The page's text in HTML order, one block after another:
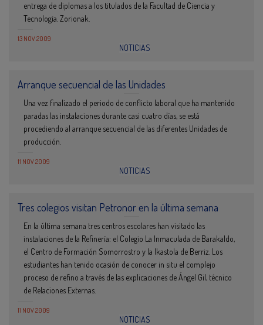
entrega de diplomas a los titulados de la Facultad de Ciencia y
Tecnología. Zorionak.
13 NOV 2009
NOTICIAS
Arranque secuencial de las Unidades
Una vez finalizado el periodo de conflicto laboral que ha mantenido
paradas las instalaciones durante casi cuatro días, se está
procediendo al arranque secuencial de las diferentes Unidades de
producción.
11 NOV 2009
NOTICIAS
Tres colegios visitan Petronor en la última semana
En la última semana tres centros escolares han visitado las
instalaciones de la Refinería: el Colegio La Inmaculada de Barakaldo,
el Centro de Formación Somorrostro y la Ikastola de Berriz. Los
estudiantes han tenido ocasión de conocer in situ el complejo
proceso de refino a través de las explicaciones de Ángel Gil, técnico
de Relaciones Externas.
11 NOV 2009
NOTICIAS